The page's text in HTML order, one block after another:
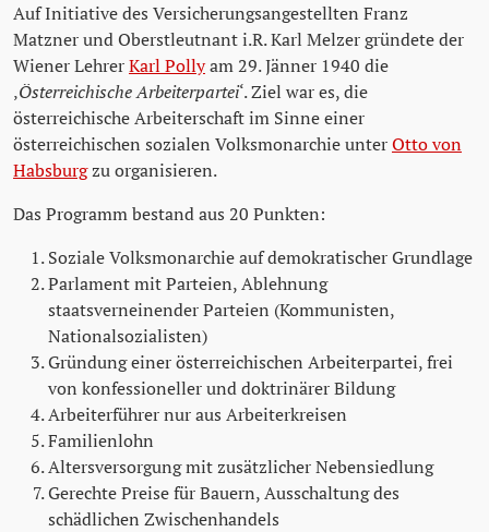
Auf Initiative des Versicherungsangestellten Franz
Matzner und Oberstleutnant i.R. Karl Melzer gründete der
Wiener LehrerKarl Pollyam 29. Jänner 1940 die
‚Österreichische Arbeiterpartei‘. Ziel war es, die
österreichische Arbeiterschaft im Sinne einer
österreichischen sozialen Volksmonarchie unterOtto von
Habsburgzu organisieren.
Das Programm bestand aus 20 Punkten:
Soziale Volksmonarchie auf demokratischer Grundlage
Parlament mit Parteien, Ablehnung
staatsverneinender Parteien (Kommunisten,
Nationalsozialisten)
Gründung einer österreichischen Arbeiterpartei, frei
von konfessioneller und doktrinärer Bildung
Arbeiterführer nur aus Arbeiterkreisen
Familienlohn
Altersversorgung mit zusätzlicher Nebensiedlung
Gerechte Preise für Bauern, Ausschaltung des
schädlichen Zwischenhandels